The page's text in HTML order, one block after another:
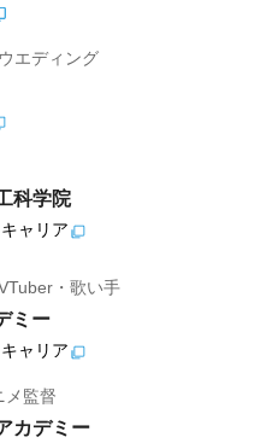
エディング
科学院
キャリア
・歌い手
ミー
キャリア
メ監督
カデミー